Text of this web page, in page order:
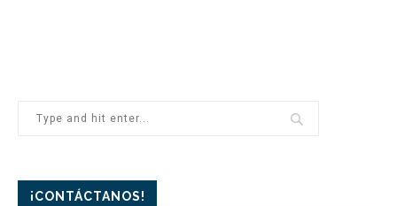
¡CONTÁCTANOS!